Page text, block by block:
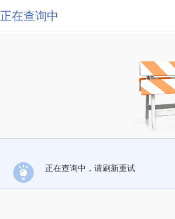
正在查询中
正在查询中，请刷新重试